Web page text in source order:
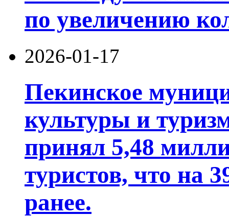
по увеличению
2026-01-17
Пекинское
культуры и
принял 5,48
туристов, что на
ранее.